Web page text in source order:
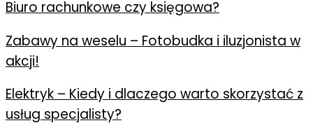
Biuro rachunkowe czy księgowa?
Zabawy na weselu – Fotobudka i iluzjonista w
akcji!
Elektryk – Kiedy i dlaczego warto skorzystać z
usług specjalisty?